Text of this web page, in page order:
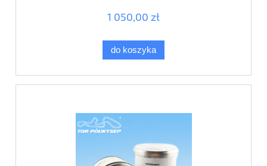
1 050,00 zł
do koszyka